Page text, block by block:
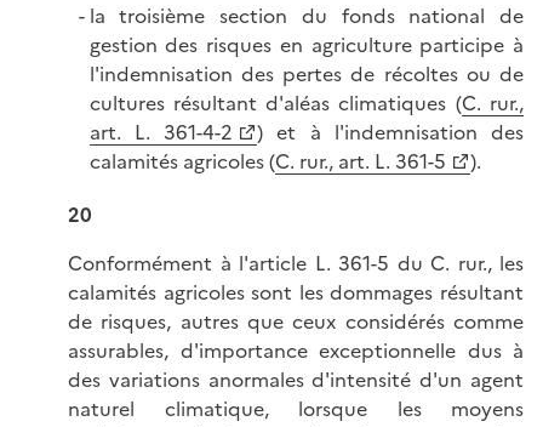
la troisième section du fonds national de
gestion des risques en agriculture participe à
l'indemnisation des pertes de récoltes ou de
cultures résultant d'aléas climatiques (C. rur.,
art. L. 361-4-2
) et à l'indemnisation des
calamités agricoles (C. rur., art. L. 361-5
).
20
Conformément à l'article L. 361-5 du C. rur., les
calamités agricoles sont les dommages résultant
de risques, autres que ceux considérés comme
assurables, d'importance exceptionnelle dus à
des variations anormales d'intensité d'un agent
naturel climatique, lorsque les moyens